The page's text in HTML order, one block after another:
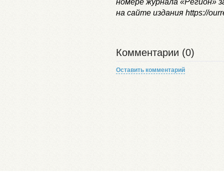
номере журнала «Регион»
на сайте издания https://
Комментарии (0)
Оставить комментарий